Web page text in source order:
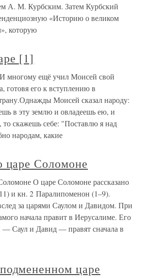
А. М. Курбским. Затем Курбский
«Историю о великом
которую
[1]
многому ещё учил Моисей свой
готовя его к вступлению в
Моисей сказал народу:
в эту землю и овладеешь ею, и
то скажешь себе: "Поставлю я над
народам, какие
царе Соломоне
О царе Соломоне рассказано
и кн. 2 Паралипоменон (1–9).
за царями Саулом и Давидом. При
начала правит в Иерусалиме. Его
— Саул и Давид — правят сначала в
царе